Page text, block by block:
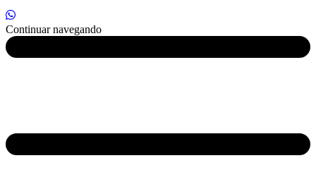
Continuar navegando